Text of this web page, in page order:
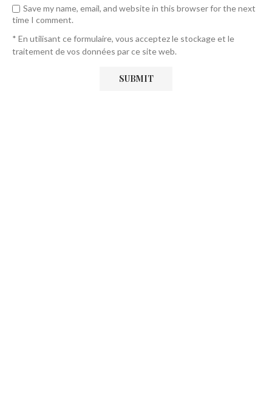
Save my name, email, and website in this browser for the next
time I comment.
* En utilisant ce formulaire, vous acceptez le stockage et le
traitement de vos données par ce site web.